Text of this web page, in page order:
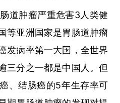
道肿瘤严重危害3人类健
等亚洲国家是胃肠道肿瘤
发病率第一大国，全世界
三分之一都是中国人。但
、结肠癌的5年生存率可